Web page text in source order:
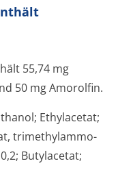
55,74 mg
50 mg Amorolfin.
Ethylacetat;
trimethylammo­
Butylacetat;